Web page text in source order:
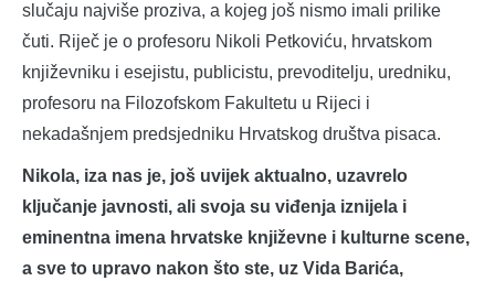
slučaju najviše proziva, a kojeg još nismo imali prilike
čuti. Riječ je o profesoru Nikoli Petkoviću, hrvatskom
književniku i esejistu, publicistu, prevoditelju, uredniku,
profesoru na Filozofskom Fakultetu u Rijeci i
nekadašnjem predsjedniku Hrvatskog društva pisaca.
Nikola, iza nas je, još uvijek aktualno, uzavrelo
ključanje javnosti, ali svoja su viđenja iznijela i
eminentna imena hrvatske književne i kulturne scene,
a sve to upravo nakon što ste, uz Vida Barića,